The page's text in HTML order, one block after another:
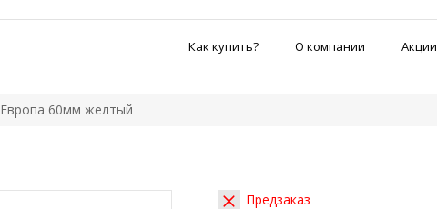
Как купить? О компании Акции
Европа 60мм желтый
Предзаказ